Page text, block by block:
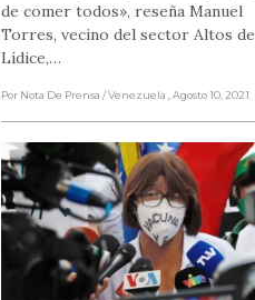
de comer todos», reseña Manuel
Torres, vecino del sector Altos de
Lídice,…
Por Nota De Prensa / Venezuela , Agosto 10, 2021